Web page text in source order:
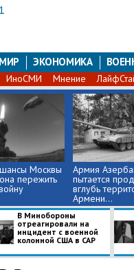
МИР ЭКОНОМИКА
ИноСМИ Мнение
Москвы
пережить
Армия
пытается
вглубь
Армени...
В Минобороны
отреагировали на
инцидент с военной
колонной США в САР